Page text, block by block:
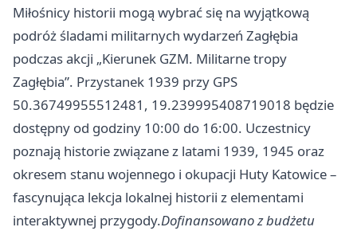
Miłośnicy historii mogą wybrać się na wyjątkową
podróż śladami militarnych wydarzeń Zagłębia
podczas akcji „Kierunek GZM. Militarne tropy
Zagłębia”. Przystanek 1939 przy GPS
50.36749955512481, 19.239995408719018 będzie
dostępny od godziny 10:00 do 16:00. Uczestnicy
poznają historie związane z latami 1939, 1945 oraz
okresem stanu wojennego i okupacji Huty Katowice –
fascynująca lekcja lokalnej historii z elementami
interaktywnej przygody.Dofinansowano z budżetu